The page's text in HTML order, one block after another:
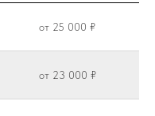
от 25 000 ₽
от 23 000 ₽